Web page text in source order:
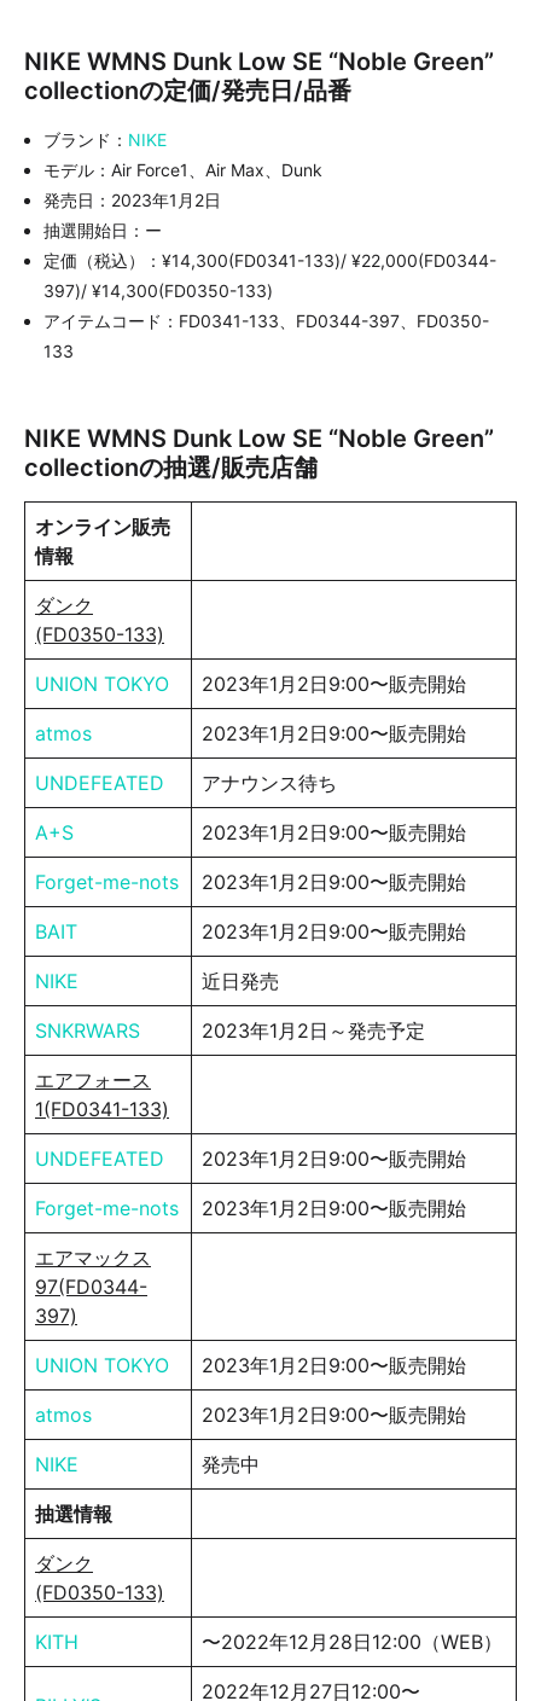
NIKE WMNS Dunk Low SE “Noble Green”
collectionの定価/発売日/品番
ブランド： NIKE
モデル：Air Force1、Air Max、Dunk
発売日：2023年1月2日
抽選開始日：ー
定価（税込）：¥14,300(FD0341-133)/ ¥22,000(FD0344-
397)/ ¥14,300(FD0350-133)
アイテムコード：FD0341-133、FD0344-397、FD0350-
133
NIKE WMNS Dunk Low SE “Noble Green”
collectionの抽選/販売店舗
オンライン販売
情報
ダンク
(FD0350-133)
UNION TOKYO 2023年1月2日9:00〜販売開始
atmos 2023年1月2日9:00〜販売開始
UNDEFEATED アナウンス待ち
A+S 2023年1月2日9:00〜販売開始
Forget-me-nots 2023年1月2日9:00〜販売開始
BAIT 2023年1月2日9:00〜販売開始
NIKE 近日発売
SNKRWARS 2023年1月2日～発売予定
エアフォース
1(FD0341-133)
UNDEFEATED 2023年1月2日9:00〜販売開始
Forget-me-nots 2023年1月2日9:00〜販売開始
エアマックス
97(FD0344-
397)
UNION TOKYO 2023年1月2日9:00〜販売開始
atmos 2023年1月2日9:00〜販売開始
NIKE 発売中
抽選情報
ダンク
(FD0350-133)
KITH 〜2022年12月28日12:00（WEB）
2022年12月27日12:00〜